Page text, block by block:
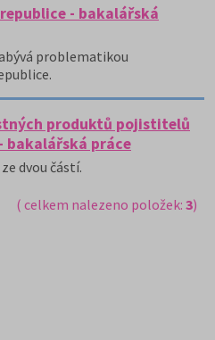
- bakalářská
problematikou
produktů pojistitelů
bakalářská práce
dvou částí.
( celkem nalezeno položek: 3)